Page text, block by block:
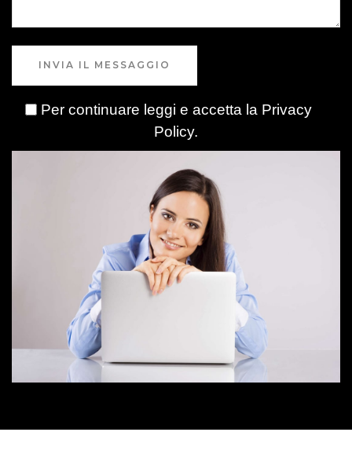
INVIA IL MESSAGGIO
Per continuare leggi e accetta la Privacy
Policy.